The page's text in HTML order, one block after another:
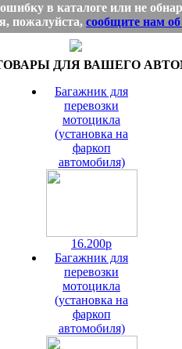
в каталоге или не
пожалуйста, сообщите нам
ДЛЯ ВАШЕГО
Багажник для
перевозки
мотоцикла
(установка на
фаркоп
автомобиля)
16.200р
Багажник для
перевозки
мотоцикла
(установка на
фаркоп
автомобиля)